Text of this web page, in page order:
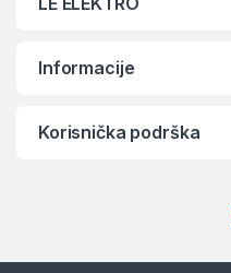
Informacije
Korisnička podrška